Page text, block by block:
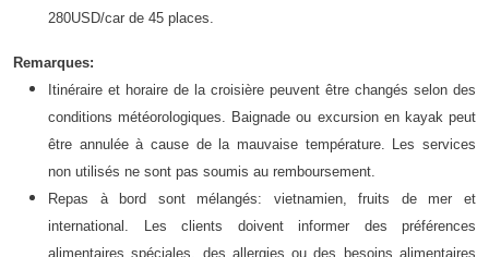
280USD/car de 45 places.
Remarques:
Itinéraire et horaire de la croisière peuvent être changés selon des
conditions météorologiques. Baignade ou excursion en kayak peut
être annulée à cause de la mauvaise température. Les services
non utilisés ne sont pas soumis au remboursement.
Repas à bord sont mélangés: vietnamien, fruits de mer et
international. Les clients doivent informer des préférences
alimentaires spéciales, des allergies ou des besoins alimentaires